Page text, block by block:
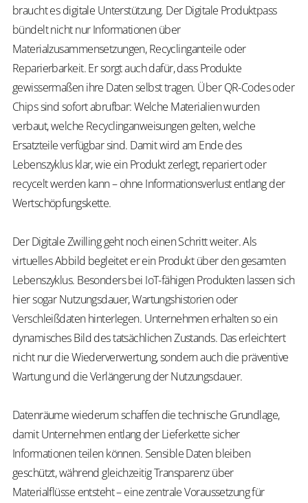
braucht es digitale Unterstützung. Der Digitale Produktpass
bündelt nicht nur Informationen über
Materialzusammensetzungen, Recyclinganteile oder
Reparierbarkeit. Er sorgt auch dafür, dassProdukte
gewissermaßenihre Daten selbst tragen. Über QR-Codes oder
Chips sind sofort abrufbar: Welche Materialien wurden
verbaut, welche Recyclinganweisungen gelten, welche
Ersatzteile verfügbar sind. Damit wird am Ende des
Lebenszyklus klar, wie ein Produkt zerlegt, repariert oder
recycelt werden kann – ohne Informationsverlust entlang der
Wertschöpfungskette.
Der Digitale Zwilling geht noch einen Schritt weiter. Als
virtuelles Abbild begleitet er ein Produkt über den gesamten
Lebenszyklus. Besonders bei IoT-fähigen Produkten lassen sich
hier sogar Nutzungsdauer, Wartungshistorien oder
Verschleißdaten hinterlegen. Unternehmen erhalten so ein
dynamisches Bild des tatsächlichen Zustands. Das erleichtert
nicht nur die Wiederverwertung, sondern auch die präventive
Wartung und die Verlängerung der Nutzungsdauer.
Datenräume wiederum schaffen die technische Grundlage,
damit Unternehmen entlang der Lieferkette sicher
Informationen teilen können. Sensible Daten bleiben
geschützt, während gleichzeitig Transparenz über
Materialflüsse entsteht – eine zentrale Voraussetzung für